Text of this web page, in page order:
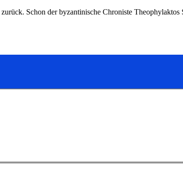
Schon der byzantinische Chroniste Theophylaktos